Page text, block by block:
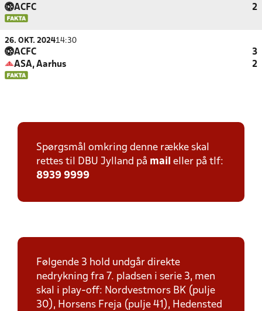
ACFC
2
26. OKT. 202414:30
ACFC
3
ASA, Aarhus
2
Spørgsmål omkring denne række skal
rettes til DBU Jylland på mail eller på tlf:
8939 9999
Følgende 3 hold undgår direkte
nedrykning fra 7. pladsen i serie 3, men
skal i play-off: Nordvestmors BK (pulje
30), Horsens Freja (pulje 41), Hedensted